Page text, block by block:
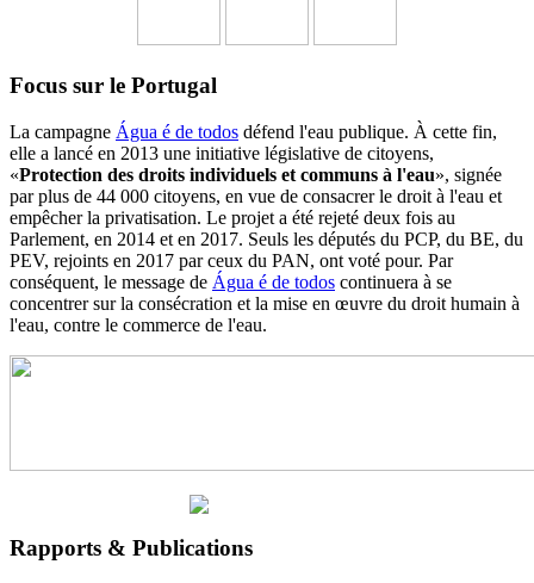
Focus sur le Portugal
La campagne Água é de todos défend l'eau publique. À cette fin,
elle a lancé en 2013 une initiative législative de citoyens,
«Protection des droits individuels et communs à l'eau», signée
par plus de 44 000 citoyens, en vue de consacrer le droit à l'eau et
empêcher la privatisation. Le projet a été rejeté deux fois au
Parlement, en 2014 et en 2017. Seuls les députés du PCP, du BE, du
PEV, rejoints en 2017 par ceux du PAN, ont voté pour. Par
conséquent, le message de Água é de todos continuera à se
concentrer sur la consécration et la mise en œuvre du droit humain à
l'eau, contre le commerce de l'eau.
Rapports & Publications